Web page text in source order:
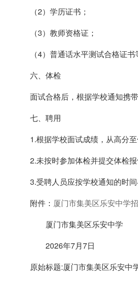
（2）学历证书；
（3）教师资格证；
（4）普通话水平测试合格证书
六、体检
面试合格后，根据学校通知携
七、聘用
1.根据学校面试成绩，从高分
2.未按时参加体检并提交体检
3.受聘人员应按学校通知的时
附件： 厦门市集美区乐安中学
厦门市集美区乐安中学
2026年7月7日
原始标题:厦门市集美区乐安中